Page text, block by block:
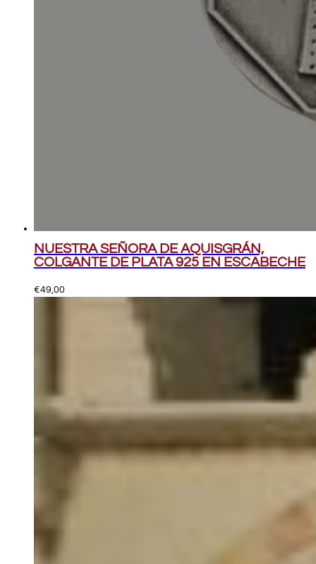
NUESTRA SEÑORA DE AQUISGRÁN,
COLGANTE DE PLATA 925 EN ESCABECHE
€49,00